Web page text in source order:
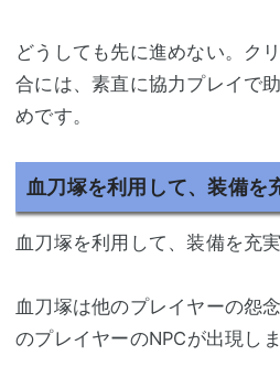
どうしても先に進めない。ク
合には、素直に協力プレイで
めです。
血刀塚を利用して、装備を
血刀塚を利用して、装備を充
血刀塚は他のプレイヤーの怨
のプレイヤーのNPCが出現しま